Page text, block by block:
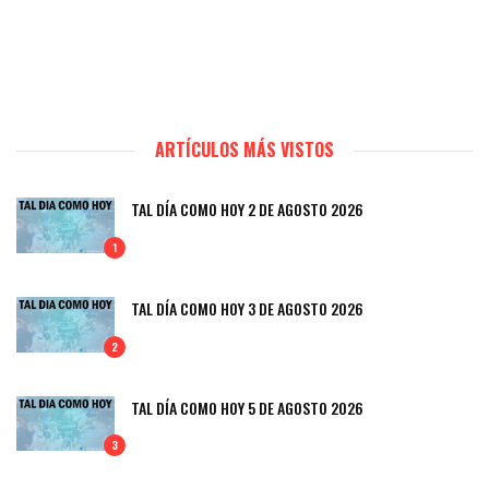
ARTÍCULOS MÁS VISTOS
1
TAL DÍA COMO HOY 2 DE AGOSTO 2026
2
TAL DÍA COMO HOY 3 DE AGOSTO 2026
3
TAL DÍA COMO HOY 5 DE AGOSTO 2026